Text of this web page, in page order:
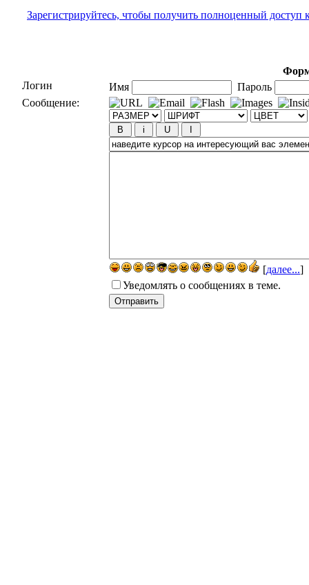
Зарегистрируйтесь, чтобы получить полноценный доступ
Логин
Имя
Пароль
Сообщение:
[далее...]
Уведомлять о сообщениях в теме.